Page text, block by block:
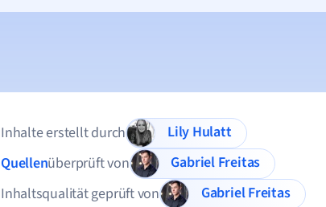
Inhalte erstellt durch
Lily Hulatt
Quellenüberprüft von
Gabriel Freitas
Inhaltsqualität geprüft von
Gabriel Freitas